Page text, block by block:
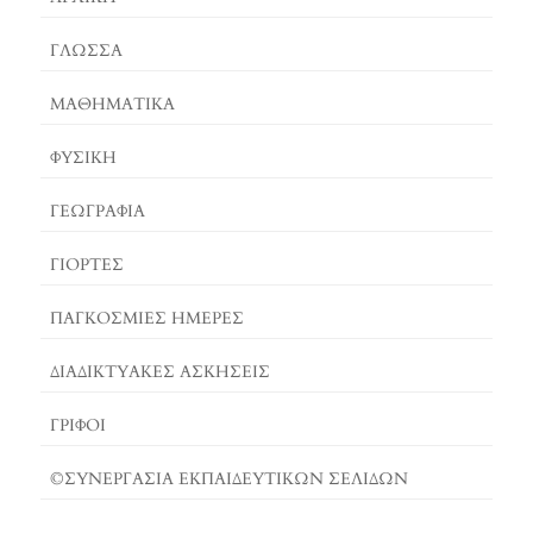
O S
ΓΛΏΣΣΑ
ΜΑΘΗΜΑΤΙΚΆ
ΦΥΣΙΚΗ
ΓΕΩΓΡΑΦΊΑ
ΓΙΟΡΤΈΣ
ΠΑΓΚΟΣΜΙΕΣ ΗΜΕΡΕΣ
ΔΙΑΔΙΚΤΥΑΚΈΣ ΑΣΚΉΣΕΙΣ
ΓΡΙΦΟΙ
©ΣΥΝΕΡΓΑΣΙΑ ΕΚΠΑΙΔΕΥΤΙΚΩΝ ΣΕΛΙΔΩΝ